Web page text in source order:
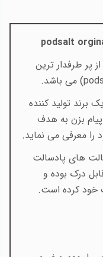
podsalt
پر طرفدار ترین
می باشد.
یک برند تولید کننده
بزن به هدف
معرفی می نماید.
های پادسالت
درک بوده و
خود کرده است.